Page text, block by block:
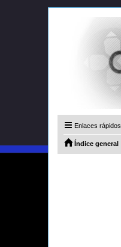
Enlaces rápidos
Índice general